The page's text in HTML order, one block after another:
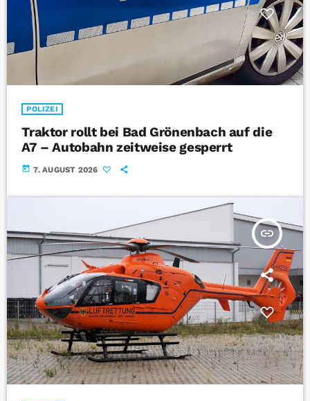
POLIZEI
Traktor rollt bei Bad Grönenbach auf die
A7 – Autobahn zeitweise gesperrt
today 7. AUGUST 2026
insert_link